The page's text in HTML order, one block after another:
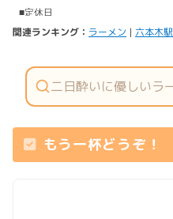
関連ランキング： ラーメン | 六本木駅
もう一杯どうぞ！